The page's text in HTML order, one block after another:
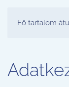
Fő tartalom
FESTŐ